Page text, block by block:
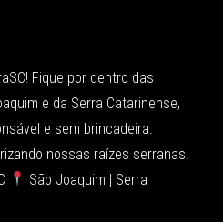
Fique por dentro das
e da Serra Catarinense,
e sem brincadeira.
nossas raízes serranas.
São Joaquim | Serra